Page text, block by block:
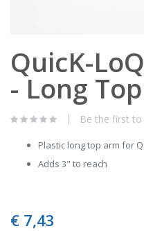
to
the
beginning
of
images
QuicK-
- Long
Be the first
Plastic long top arm for
Adds 3" to reach
€ 7,43